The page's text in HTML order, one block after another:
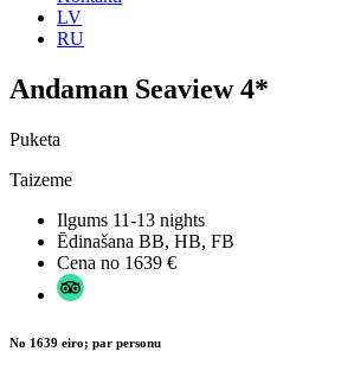
LV
RU
Andaman Seaview 4*
Puketa
Taizeme
Ilgums 11-13 nights
Ēdinašana BB, HB, FB
Cena no 1639 €
No 1639 eiro; par personu